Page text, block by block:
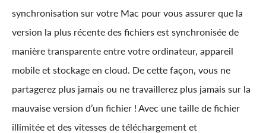
synchronisation sur votre Mac pour vous assurer que la
version la plus récente des fichiers est synchronisée de
manière transparente entre votre ordinateur, appareil
mobile et stockage en cloud. De cette façon, vous ne
partagerez plus jamais ou ne travaillerez plus jamais sur la
mauvaise version d’un fichier ! Avec une taille de fichier
illimitée et des vitesses de téléchargement et